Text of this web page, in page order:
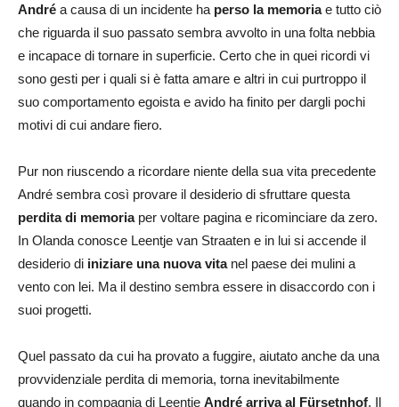
André a causa di un incidente ha perso la memoriae tutto ciò
che riguarda il suo passato sembra avvolto in una folta nebbia
e incapace di tornare in superficie. Certo che in quei ricordi vi
sono gesti per i quali si è fatta amare e altri in cui purtroppo il
suo comportamento egoista e avido ha finito per dargli pochi
motivi di cui andare fiero.
Pur non riuscendo a ricordare niente della sua vita precedente
André sembra così provare il desiderio di sfruttare questa
perdita di memoriaper voltare pagina e ricominciare da zero.
In Olanda conosce Leentje van Straaten e in lui si accende il
desiderio di iniziare una nuova vitanel paese dei mulini a
vento con lei. Ma il destino sembra essere in disaccordo con i
suoi progetti.
Quel passato da cui ha provato a fuggire, aiutato anche da una
provvidenziale perdita di memoria, torna inevitabilmente
quando in compagnia di Leentje André arriva al Fürsetnhof. Il